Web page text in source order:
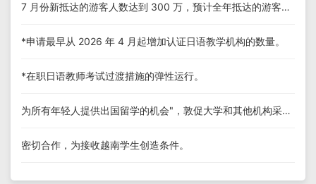
7 月份新抵达的游客人数达到 300 万，预计全年抵达的游客人数将超过 3000 万。
*申请最早从 2026 年 4 月起增加认证日语教学机构的数量。
*在职日语教师考试过渡措施的弹性运行。
为所有年轻人提供出国留学的机会"，敦促大学和其他机构采取行动。
密切合作，为接收越南学生创造条件。